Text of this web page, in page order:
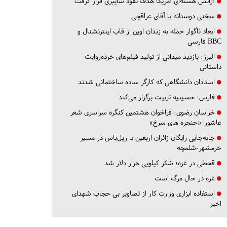
سخنی دوستانه با آقای عراقچی
ابعاد ناگوار حمله به زندان اوین از قاب اینترنشنال و
BBC فارسی
البرز: بازدید میدانی از تولید فیلم‌های خرده‌روایت
داستانی
استادان دانشگاهی که کارگر ساده ساختمانی شدند
فارس: حسینیه تربیت برگزار می‌کند
خراسان رضوی: فراخوان هشتمین کنگره سراسری شعر
عاشورا «حنجره های سرخ»
جابه‌جایی رایگان زائران اربعین با ریل‌باس در مسیر
خرمشهر-شلمچه
قحطی در غزه؛ شکر کیلویی هزار دلار شد
غزه در حال مرگ است
استفاده ابزاری وزارت کار از تصاویر بی حجاب شهدای
اخیر